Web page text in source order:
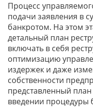
Процесс
подачи заявления в
банкротом. На этом
детальный план
включать в себя
оптимизацию
издержек и даже
собственности
представленный
введении процедуры